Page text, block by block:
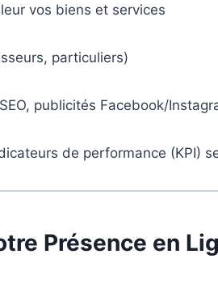
vos biens et services
particuliers)
publicités Facebook/
de performance (KPI)
Présence en